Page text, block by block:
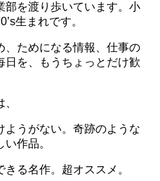
部を渡り歩いています。小
生まれです。
、ためになる情報、仕事の
日を、もうちょっとだけ歓
がない。奇跡のような
作品。
る名作。超オススメ。